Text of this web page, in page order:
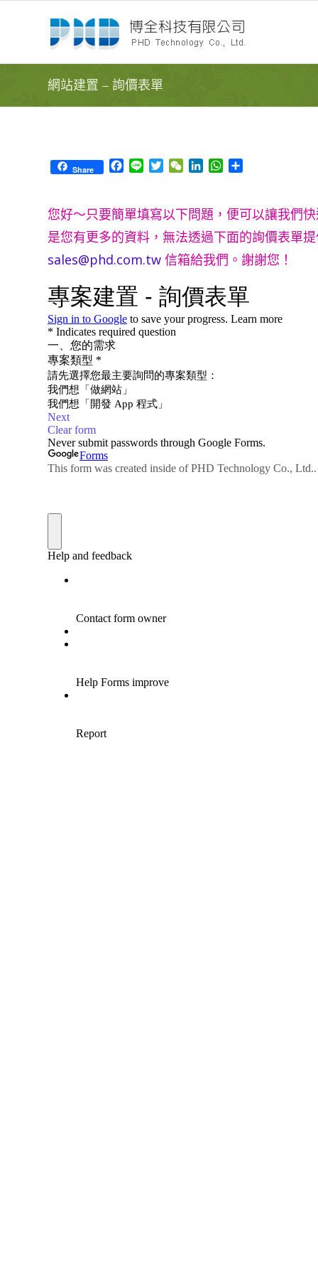
網站建置 – 詢價表單
Share Facebook
Line TwitterWeChatLinkedInWhatsApp
您好～只要簡單填寫以下問題，便可以讓我們
是您有更多的資料，無法透過下面的詢價表單
sales@phd.com.tw 信箱給我們。謝謝您！